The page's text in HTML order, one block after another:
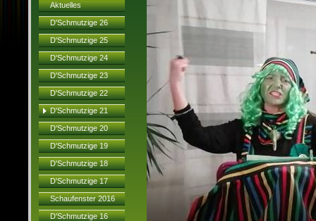
Aktuelles
D'Schmutzige 26
D'Schmutzige 25
D'Schmutzige 24
D'Schmutzige 23
D'Schmutzige 22
D'Schmutzige 21
D'Schmutzige 20
D'Schmutzige 19
D'Schmutzige 18
D'Schmutzige 17
Schaufenster 2016
D'Schmutzige 16